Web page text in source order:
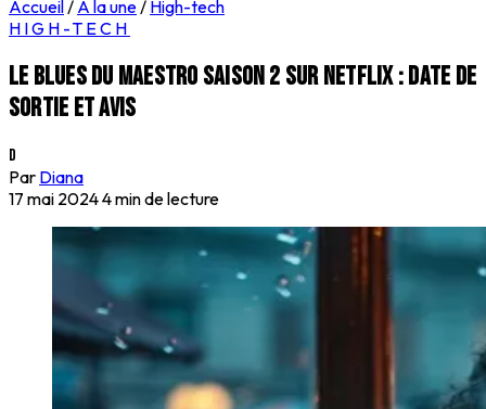
Accueil/ À la une/ High-tech
HIGH-TECH
Le Blues du Maestro saison 2 sur Netflix : date de
sortie et avis
D
Par Diana
17 mai 20244 min de lecture